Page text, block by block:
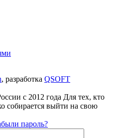
, разработка QSOFT
с 2012 года Для тех, кто
собирается выйти на свою
пароль?